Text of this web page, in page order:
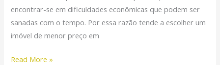
encontrar-se em dificuldades econômicas que podem ser
sanadas com o tempo. Por essa razão tende a escolher um
imóvel de menor preço em
Read More »